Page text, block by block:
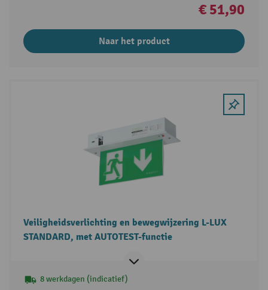
€ 51,90
Naar het product
Veiligheidsverlichting en bewegwijzering L-LUX
STANDARD, met AUTOTEST-functie
8 werkdagen (indicatief)